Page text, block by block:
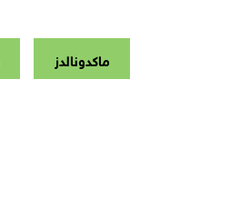
ماكدونالدز